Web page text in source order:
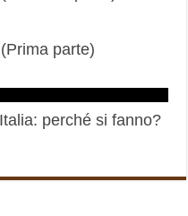
parte)
perché si fanno?